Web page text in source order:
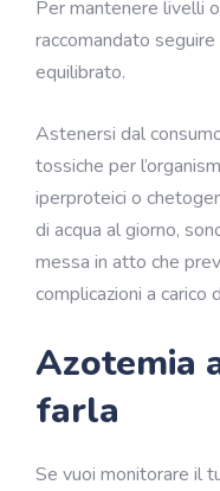
Per mantenere livelli
raccomandato
equilibrato.
Astenersi dal
tossiche per
iperproteici o
di acqua al giorno,
messa in atto che
complicazioni a carico
Azotemia
farla
Se vuoi monitorare il